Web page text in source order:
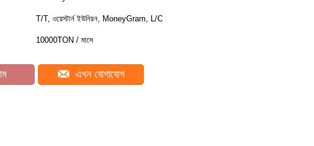
T/T, ওয়েস্টার্ন ইউনিয়ন, MoneyGram, L/C
10000TON / মাসে
এখন যোগাযোগ